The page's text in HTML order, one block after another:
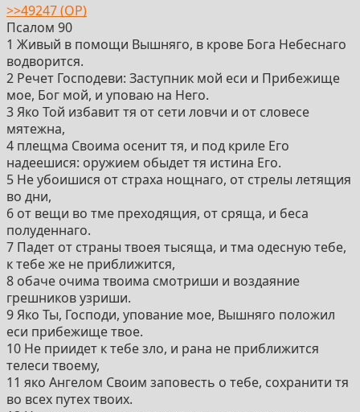
>>49247 (OP)
Псалом 90
1 Живый в помощи Вышняго, в крове Бога Небеснаго
водворится.
2 Речет Господеви: Заступник мой еси и Прибежище
мое, Бог мой, и уповаю на Него.
3 Яко Той избавит тя от сети ловчи и от словесе
мятежна,
4 плещма Своима осенит тя, и под криле Его
надеешися: оружием обыдет тя истина Его.
5 Не убоишися от страха нощнаго, от стрелы летящия
во дни,
6 от вещи во тме преходящия, от сряща, и беса
полуденнаго.
7 Падет от страны твоея тысяща, и тма одесную тебе,
к тебе же не приближится,
8 обаче очима твоима смотриши и воздаяние
грешников узриши.
9 Яко Ты, Господи, упование мое, Вышняго положил
еси прибежище твое.
10 Не приидет к тебе зло, и рана не приближится
телеси твоему,
11 яко Ангелом Своим заповесть о тебе, сохранити тя
во всех путех твоих.